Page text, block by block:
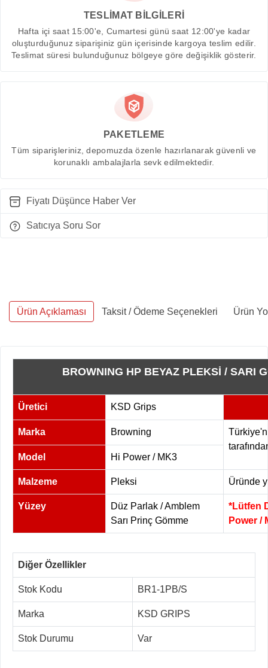
TESLİMAT BİLGİLERİ
Hafta içi saat 15:00'e, Cumartesi günü saat 12:00'ye kadar
oluşturduğunuz siparişiniz gün içerisinde kargoya teslim edilir.
Teslimat süresi bulunduğunuz bölgeye göre değişiklik gösterir.
PAKETLEME
Tüm siparişleriniz, depomuzda özenle hazırlanarak güvenli ve
korunaklı ambalajlarla sevk edilmektedir.
Fiyatı Düşünce Haber Ver
Satıcıya Soru Sor
Ürün Açıklaması Taksit / Ödeme Seçenekleri Ürün
BROWNING HP BEYAZ PLEKSİ / SARI
Üretici KSD Grips
Marka Browning
Model
Hi Power / MK3
Malzeme Pleksi Üründe
Yüzey
Düz Parlak / Amblem
Sarı Prinç Gömme
*Lütfen
Power /
Diğer Özellikler
Stok Kodu BR1-1PB/S
Marka KSD GRIPS
Stok Durumu Var